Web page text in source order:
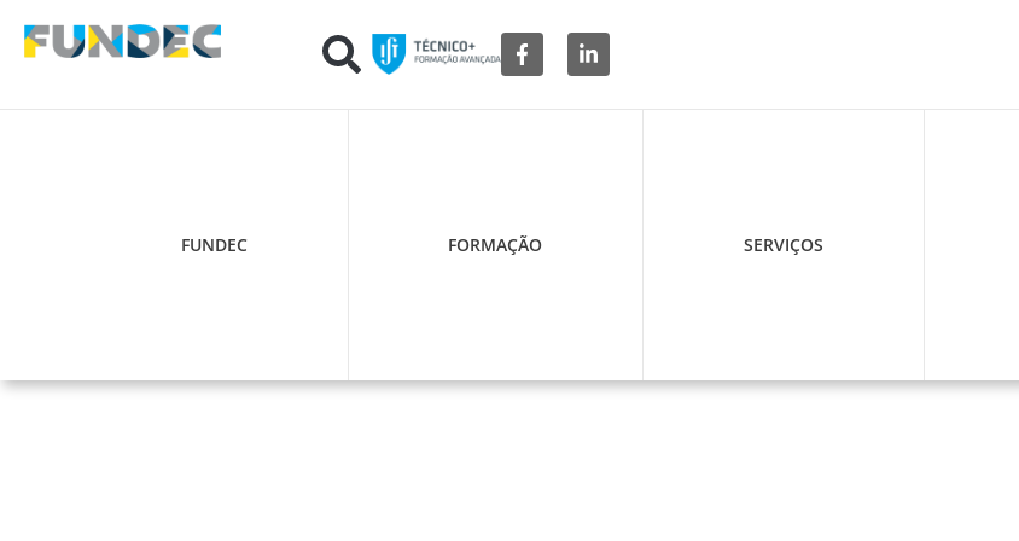
FUNDEC FORMAÇÃO SERVIÇOS